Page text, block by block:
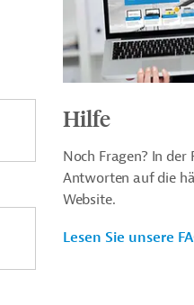
Hilfe
Noch Fragen? In der
Antworten auf die
Website.
Lesen Sie unsere